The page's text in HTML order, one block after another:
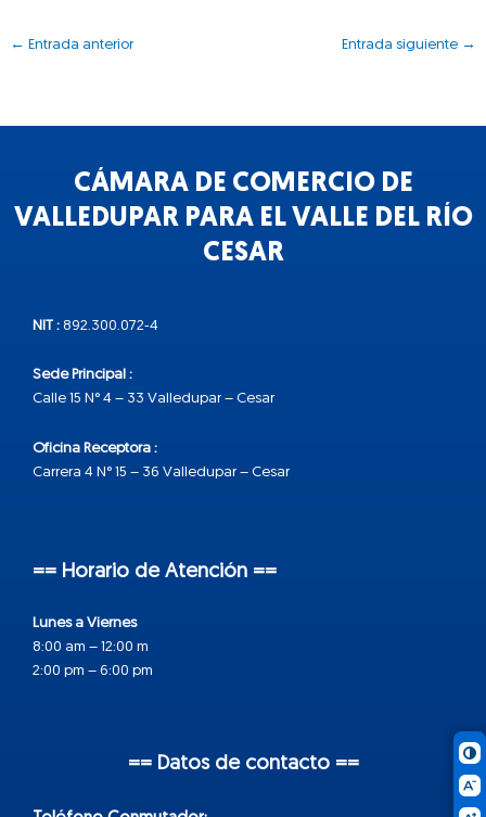
← Entrada anterior Entrada siguiente →
CÁMARA DE COMERCIO DE
VALLEDUPAR PARA EL VALLE DEL RÍO
CESAR
NIT : 892.300.072-4
Sede Principal :
Calle 15 N° 4 – 33 Valledupar – Cesar
Oficina Receptora :
Carrera 4 N° 15 – 36 Valledupar – Cesar
== Horario de Atención ==
Lunes a Viernes
8:00 am – 12:00 m
2:00 pm – 6:00 pm
== Datos de contacto ==